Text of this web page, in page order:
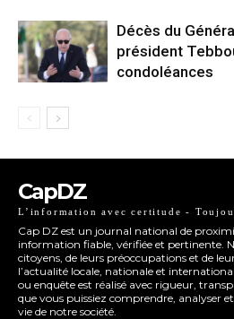
Décès du
président
condoléances
CapDZ
L’information avec certitude -
Cap DZ est un journal national de
information fiable, vérifiée et pertinente.
citoyens, de leurs préoccupations et de
l’actualité locale, nationale et
ou enquête est réalisé avec rigueur,
que vous puissiez comprendre, analyser
vie de notre société.